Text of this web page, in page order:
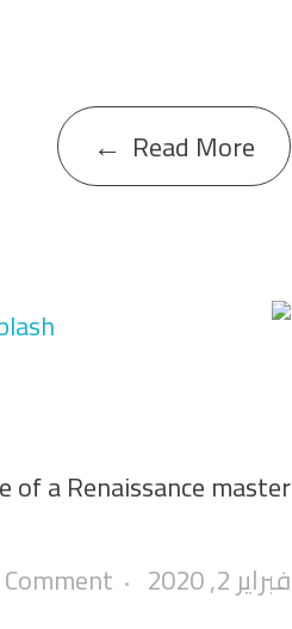
Read More
a Renaissance master
فبراير 2, 2020